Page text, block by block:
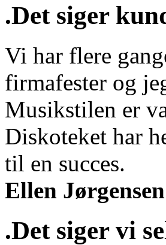
.Det siger
Vi har flere
firmafester og
Musikstilen er
Diskoteket har
til en succes.
Ellen
.Det siger vi